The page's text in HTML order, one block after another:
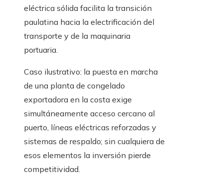
eléctrica sólida facilita la transición
paulatina hacia la electrificación del
transporte y de la maquinaria
portuaria.
Caso ilustrativo: la puesta en marcha
de una planta de congelado
exportadora en la costa exige
simultáneamente acceso cercano al
puerto, líneas eléctricas reforzadas y
sistemas de respaldo; sin cualquiera de
esos elementos la inversión pierde
competitividad.